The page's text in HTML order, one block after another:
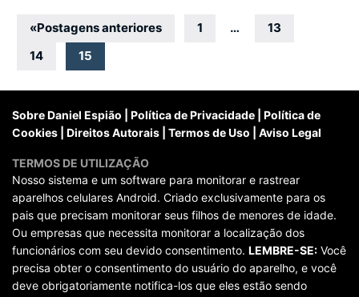
Navegação
por
posts
«Postagens anteriores 1 …
13
14
15
Sobre Daniel Espião Política de Privacidade
Política de
Cookies
Direitos Autorais Termos de Uso Aviso Legal
TERMOS DE UTILIZAÇÃO
Nosso sistema e um software para monitorar e rastrear
aparelhos celulares Android. Criado exclusivamente para os
pais que precisam monitorar seus filhos de menores de idade.
Ou empresas que necessita monitorar a localização dos
funcionários com seu devido consentimento. LEMBRE-SE: Você
precisa obter o consentimento do usuário do aparelho, e você
deve obrigatoriamente notifica-los que eles estão sendo